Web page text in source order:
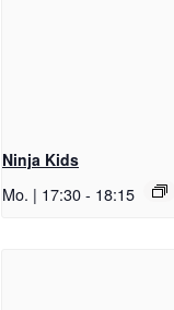
Ninja Kids
Mo. | 17:30- 18:15